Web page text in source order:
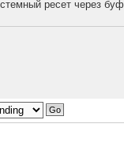
ресет через